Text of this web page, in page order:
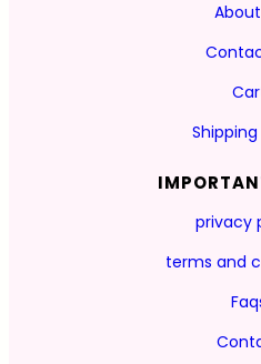
privacy
terms and